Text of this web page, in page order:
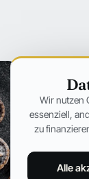
Wir nutzen
essenziell,
zu
Alle